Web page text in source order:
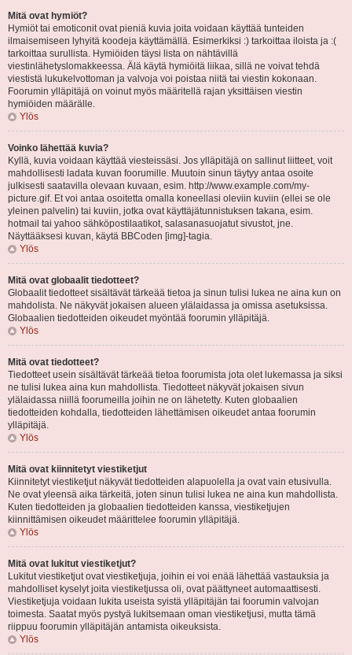
Mitä ovat hymiöt?
Hymiöt tai emoticonit ovat pieniä kuvia joita voidaan käyttää tunteiden
ilmaisemiseen lyhyitä koodeja käyttämällä. Esimerkiksi :) tarkoittaa iloista ja :(
tarkoittaa surullista. Hymiöiden täysi lista on nähtävillä
viestinlähetyslomakkeessa. Älä käytä hymiöitä liikaa, sillä ne voivat tehdä
viestistä lukukelvottoman ja valvoja voi poistaa niitä tai viestin kokonaan.
Foorumin ylläpitäjä on voinut myös määritellä rajan yksittäisen viestin
hymiöiden määrälle.
Ylös
Voinko lähettää kuvia?
Kyllä, kuvia voidaan käyttää viesteissäsi. Jos ylläpitäjä on sallinut liitteet, voit
mahdollisesti ladata kuvan foorumille. Muutoin sinun täytyy antaa osoite
julkisesti saatavilla olevaan kuvaan, esim. http://www.example.com/my-
picture.gif. Et voi antaa osoitetta omalla koneellasi oleviin kuviin (ellei se ole
yleinen palvelin) tai kuviin, jotka ovat käyttäjätunnistuksen takana, esim.
hotmail tai yahoo sähköpostilaatikot, salasanasuojatut sivustot, jne.
Näyttääksesi kuvan, käytä BBCoden [img]-tagia.
Ylös
Mitä ovat globaalit tiedotteet?
Globaalit tiedotteet sisältävät tärkeää tietoa ja sinun tulisi lukea ne aina kun on
mahdolista. Ne näkyvät jokaisen alueen ylälaidassa ja omissa asetuksissa.
Globaalien tiedotteiden oikeudet myöntää foorumin ylläpitäjä.
Ylös
Mitä ovat tiedotteet?
Tiedotteet usein sisältävät tärkeää tietoa foorumista jota olet lukemassa ja siksi
ne tulisi lukea aina kun mahdollista. Tiedotteet näkyvät jokaisen sivun
ylälaidassa niillä foorumeilla joihin ne on lähetetty. Kuten globaalien
tiedotteiden kohdalla, tiedotteiden lähettämisen oikeudet antaa foorumin
ylläpitäjä.
Ylös
Mitä ovat kiinnitetyt viestiketjut
Kiinnitetyt viestiketjut näkyvät tiedotteiden alapuolella ja ovat vain etusivulla.
Ne ovat yleensä aika tärkeitä, joten sinun tulisi lukea ne aina kun mahdollista.
Kuten tiedotteiden ja globaalien tiedotteiden kanssa, viestiketjujen
kiinnittämisen oikeudet määrittelee foorumin ylläpitäjä.
Ylös
Mitä ovat lukitut viestiketjut?
Lukitut viestiketjut ovat viestiketjuja, joihin ei voi enää lähettää vastauksia ja
mahdolliset kyselyt joita viestiketjussa oli, ovat päättyneet automaattisesti.
Viestiketjuja voidaan lukita useista syistä ylläpitäjän tai foorumin valvojan
toimesta. Saatat myös pystyä lukitsemaan oman viestiketjusi, mutta tämä
riippuu foorumin ylläpitäjän antamista oikeuksista.
Ylös